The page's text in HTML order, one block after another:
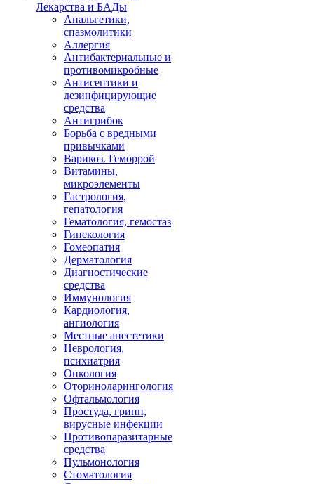
Лекарства и БАДы
Анальгетики,
спазмолитики
Аллергия
Антибактериальные и
противомикробные
Антисептики и
дезинфицирующие
средства
Антигрибок
Борьба с вредными
привычками
Варикоз. Геморрой
Витамины,
микроэлементы
Гастрология,
гепатология
Гематология, гемостаз
Гинекология
Гомеопатия
Дерматология
Диагностические
средства
Иммунология
Кардиология,
ангиология
Местные анестетики
Неврология,
психиатрия
Онкология
Оториноларингология
Офтальмология
Простуда, грипп,
вирусные инфекции
Противопаразитарные
средства
Пульмонология
Стоматология